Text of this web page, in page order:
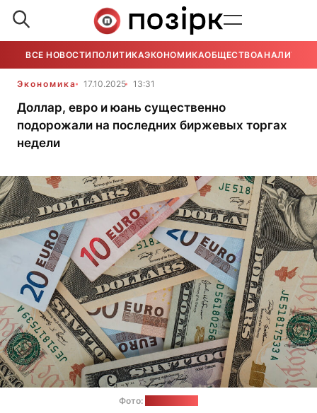
ВСЕ НОВОСТИ ПОЛИТИКАЭКОНОМИКАОБЩЕСТВОАНАЛИТИКА
Экономика 17.10.2025 13:31
Доллар, евро и юань существенно
подорожали на последних биржевых торгах
недели
Фото: